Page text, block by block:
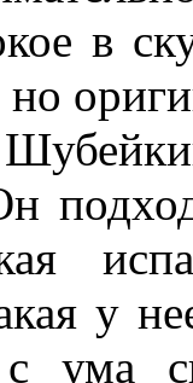
в
у
ума